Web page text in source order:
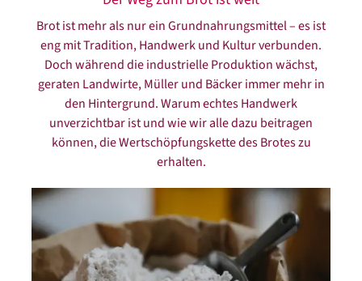
Brot ist mehr als nur ein Grundnahrungsmittel – es ist
eng mit Tradition, Handwerk und Kultur verbunden.
Doch während die industrielle Produktion wächst,
geraten Landwirte, Müller und Bäcker immer mehr in
den Hintergrund. Warum echtes Handwerk
unverzichtbar ist und wie wir alle dazu beitragen
können, die Wertschöpfungskette des Brotes zu
erhalten.